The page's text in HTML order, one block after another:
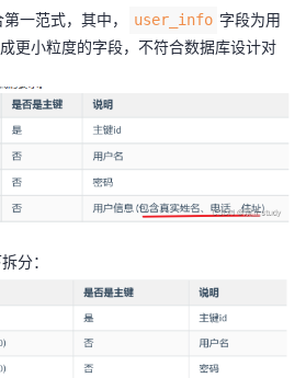
一范式，其中， user_info 字段为用
更小粒度的字段，不符合数据库设计对
分：